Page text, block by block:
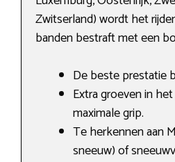
Zwitserland) wordt het
banden bestraft met een
De beste prestatie
Extra groeven in
maximale grip.
Te herkennen aan
sneeuw) of